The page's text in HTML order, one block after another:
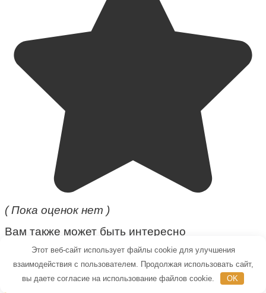
( Пока оценок нет )
Вам также может быть интересно
Этот веб-сайт использует файлы cookie для улучшения
взаимодействия с пользователем. Продолжая использовать сайт,
вы даете согласие на использование файлов cookie.
OK